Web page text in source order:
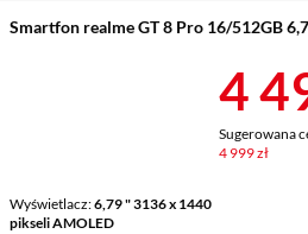
Smartfon realme GT 8 Pro 16/512GB
Wyświetlacz 6,79 " 3136 x 1440
pikseli AMOLED
4
Sugerowana
4 999 zł